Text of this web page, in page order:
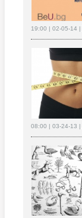
19:00 | 02-05-14 |
08:00 | 03-24-13 |